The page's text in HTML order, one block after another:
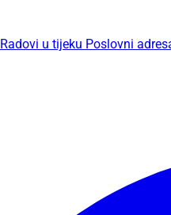
Radovi u tijeku Poslovni